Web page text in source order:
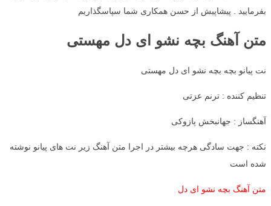
بفرمایید . پیشاپیش از حسن همکاری شما سپاسگذاریم
متن آهنگ بچه نشو ای دل مهستی
نت پیانو بچه بچه نشو ای دل مهستی
تنظیم کننده : ترنم عزتی
آهنگساز : جهانبخش پازوکی
نکته : جهت سادگی هرچه بیشتر در اجرا متن آهنگ زیر نت های پیانو نوشته
شده است
متن آهنگ بچه نشو ای دل